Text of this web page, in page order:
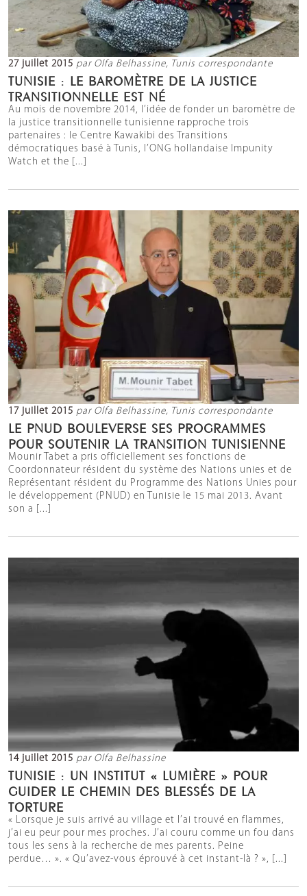
27 juillet 2015 par Olfa Belhassine, Tunis correspondante
TUNISIE : LE BAROMÈTRE DE LA JUSTICE
TRANSITIONNELLE EST NÉ
Au mois de novembre 2014, l’idée de fonder un baromètre de
la justice transitionnelle tunisienne rapproche trois
partenaires : le Centre Kawakibi des Transitions
démocratiques basé à Tunis, l’ONG hollandaise Impunity
Watch et the [...]
17 juillet 2015 par Olfa Belhassine, Tunis correspondante
LE PNUD BOULEVERSE SES PROGRAMMES
POUR SOUTENIR LA TRANSITION TUNISIENNE
Mounir Tabet a pris officiellement ses fonctions de
Coordonnateur résident du système des Nations unies et de
Représentant résident du Programme des Nations Unies pour
le développement (PNUD) en Tunisie le 15 mai 2013. Avant
son a [...]
14 juillet 2015 par Olfa Belhassine
TUNISIE : UN INSTITUT « LUMIÈRE » POUR
GUIDER LE CHEMIN DES BLESSÉS DE LA
TORTURE
« Lorsque je suis arrivé au village et l’ai trouvé en flammes,
j’ai eu peur pour mes proches. J’ai couru comme un fou dans
tous les sens à la recherche de mes parents. Peine
perdue… ». « Qu’avez-vous éprouvé à cet instant-là ? », [...]